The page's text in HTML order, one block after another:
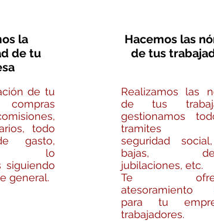
la
de tu
de tu
todo
gasto,
lo
siguiendo
general.
Hacemos las
de tus
Realizamos las
de tus
gestionamos
seguridad
bajas,
jubilaciones, etc.
Te
atesoramiento
para tu
trabajadores.